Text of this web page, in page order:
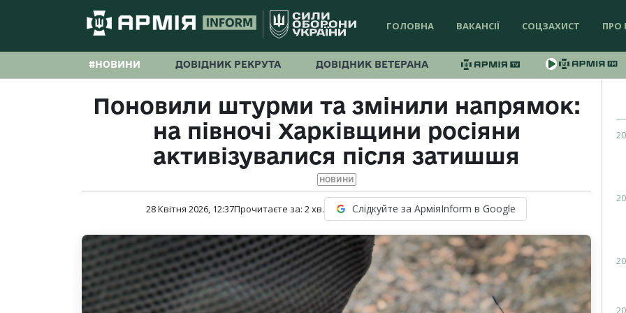
ГОЛОВНА ВАКАНСІЇ СОЦЗАХИСТ ПРО
#НОВИНИ ДОВІДНИК РЕКРУТА ДОВІДНИК ВЕТЕРАНА
Поновили штурми та змінили напрямок:
на півночі Харківщини росіяни
активізувалися після затишшя
НОВИНИ
28 Квітня 2026, 12:37Прочитаєте за: 2хв. Слідкуйте за АрміяInform в Google